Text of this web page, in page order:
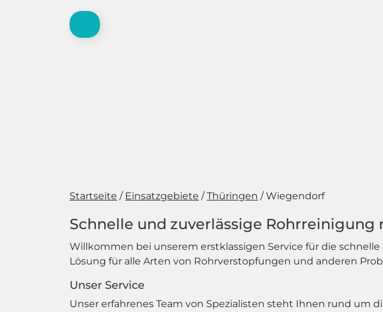
Startseite Einsatzgebiete Thüringen Wiegendorf
Schnelle und zuverlässige Rohrreinigung
Willkommen bei unserem erstklassigen Service für die
Lösung für alle Arten von Rohrverstopfungen und anderen
Unser Service
Unser erfahrenes Team von Spezialisten steht Ihnen rund um